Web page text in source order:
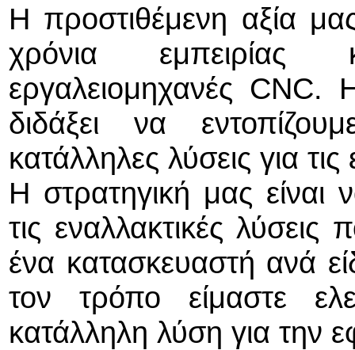
Η προστιθέμενη αξία
χρόνια εμπειρίας
εργαλειομηχανές CNC.
διδάξει να
κατάλληλες λύσεις για
Η στρατηγική μας είναι
τις εναλλακτικές
ένα κατασκευαστή ανά
τον τρόπο είμαστε
κατάλληλη λύση για την